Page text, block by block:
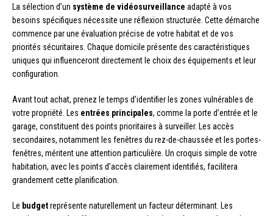
La sélection d’un système de vidéosurveillance adapté à vos
besoins spécifiques nécessite une réflexion structurée. Cette démarche
commence par une évaluation précise de votre habitat et de vos
priorités sécuritaires. Chaque domicile présente des caractéristiques
uniques qui influenceront directement le choix des équipements et leur
configuration.
Avant tout achat, prenez le temps d’identifier les zones vulnérables de
votre propriété. Les entrées principales, comme la porte d’entrée et le
garage, constituent des points prioritaires à surveiller. Les accès
secondaires, notamment les fenêtres du rez-de-chaussée et les portes-
fenêtres, méritent une attention particulière. Un croquis simple de votre
habitation, avec les points d’accès clairement identifiés, facilitera
grandement cette planification.
Le budgetreprésente naturellement un facteur déterminant. Les